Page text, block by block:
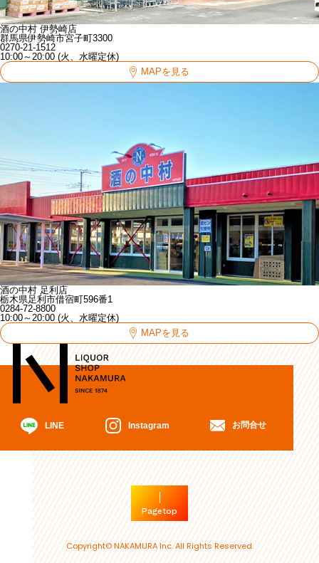
酒の中村 伊勢崎店
群馬県伊勢崎市宮子町3300
0270-21-1512
10:00～20:00 (火、水曜定休)
MAPを見る
酒の中村 足利店
栃木県足利市借宿町596番1
0284-72-8800
10:00～20:00 (火、水曜定休)
MAPを見る
LINE Instagram お問合せ
Pagetop
Copyright© NAKAMURA Inc. All Rights Reserved.